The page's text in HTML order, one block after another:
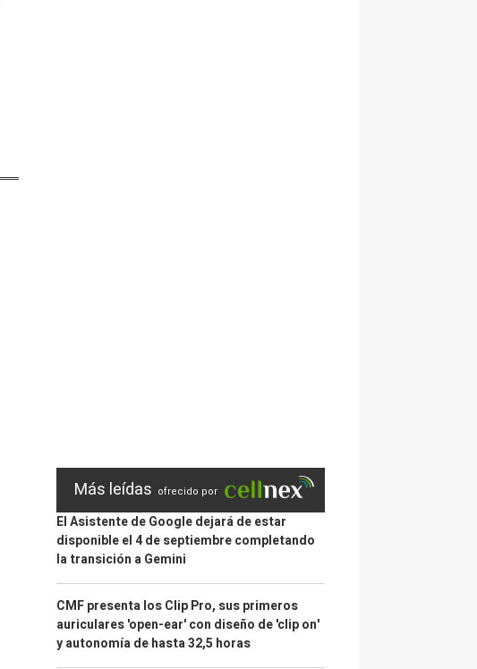
Más leídas ofrecido por
El Asistente de Google dejará de estar
disponible el 4 de septiembre completando
la transición a Gemini
CMF presenta los Clip Pro, sus primeros
auriculares 'open-ear' con diseño de 'clip on'
y autonomía de hasta 32,5 horas